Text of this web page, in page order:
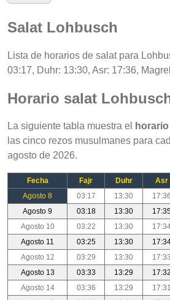
Salat Lohbusch
Lista de horarios de salat para
03:17, Duhr: 13:30, Asr: 17:36,
Horario salat
La siguiente tabla muestra el
las cinco rezos musulmanes para
agosto de 2026.
Fecha Fajr Duhr Asr
Agosto 8
03:17 13:30 17:36
Agosto 9
03:18 13:30
Agosto 10
03:22 13:30
Agosto 11
03:25 13:30
Agosto 12
03:29 13:30 17:33
Agosto 13
03:33 13:29 17:32
Agosto 14
03:36 13:29 17:31